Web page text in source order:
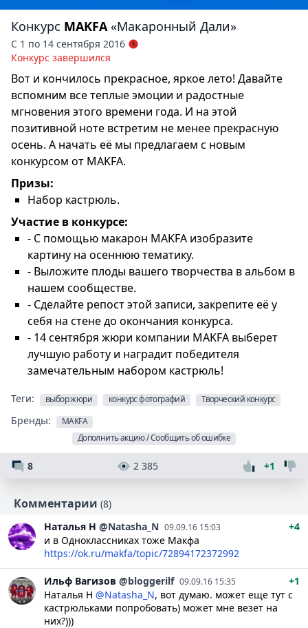
Конкурс MAKFA «Макаронный Дали»
С 1 по 14 сентября 2016
Конкурс завершился
Вот и кончилось прекрасное, яркое лето! Давайте
вспомним все теплые эмоции и радостные
мгновения этого времени года. И на этой
позитивной ноте встретим не менее прекрасную
осень. А начать её мы предлагаем с новым
конкурсом от MAKFA.
Призы:
Набор кастрюль.
Участие в конкурсе:
- С помощью макарон MAKFA изобразите
картину на осеннюю тематику.
- Выложите плоды вашего творчества в альбом в
нашем сообществе.
- Сделайте репост этой записи, закрепите её у
себя на стене до окончания конкурса.
- 14 сентября жюри компании MAKFA выберет
лучшую работу и наградит победителя
замечательным набором кастрюль!
Теги: выбор жюри конкурс фотографий Творческий конкурс
Бренды:
MAKFA
Дополнить акцию / Сообщить об ошибке
8 2 385 +1
Комментарии (8)
Наталья Н @Natasha_N 09.09.16 15:03
+4
и в Одноклассниках тоже Макфа
https://ok.ru/makfa/topic/72894172372992
Ильф Вагизов @bloggerilf 09.09.16 15:35
+1
Наталья Н @Natasha_N, вот думаю. может еще тут с
кастрюльками попробовать) может мне везет на
них?)))